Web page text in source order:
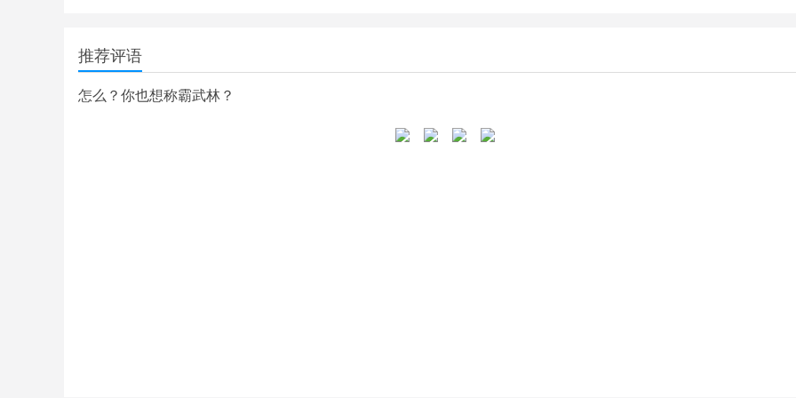
推荐评语
怎么？你也想称霸武林？